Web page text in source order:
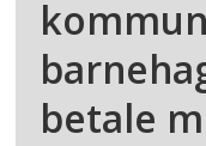
betale